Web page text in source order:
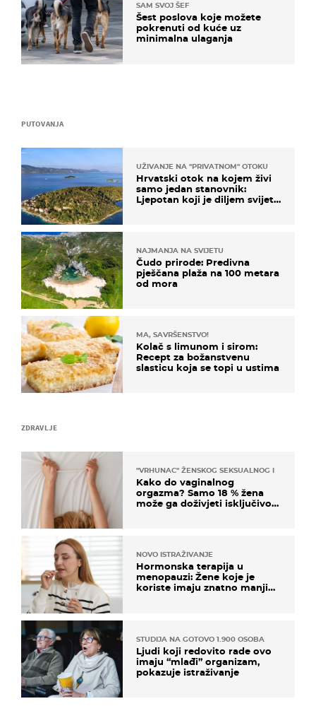
ZDRAVLJE
"VRHUNAC" ŽENSKOG SEKSUALNOG ISKUSTVA
Kako do vaginalnog
orgazma? Samo 18 % žena
može ga doživjeti isključivo
NOVO ISTRAŽIVANJE
Hormonska terapija u
menopauzi: Žene koje je
koriste imaju znatno manji
STUDIJA NA GOTOVO 1.900 OSOBA
Ljudi koji redovito rade ovo
imaju “mlađi” organizam,
pokazuje istraživanje
PUTOVANJA
UŽIVANJE NA "PRIVATNOM" OTOKU
Hrvatski otok na kojem živi
samo jedan stanovnik:
Ljepotan koji je diljem svijeta
NAJMANJA NA SVIJETU
Čudo prirode: Predivna
pješčana plaža na 100 metara
od mora
MA, SAVRŠENSTVO!
Kolač s limunom i sirom:
Recept za božanstvenu
slasticu koja se topi u ustima
SAM SVOJ ŠEF
Šest poslova koje možete
pokrenuti od kuće uz
minimalna ulaganja